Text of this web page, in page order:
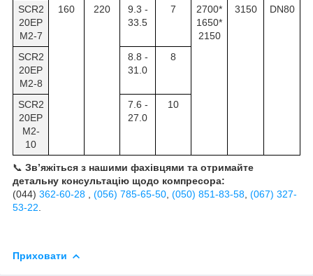
SCR2
20EP
M2-7
160 220
9.3 -
33.5
7
2700*
1650*
2150
3150 DN80
SCR2
20EP
M2-8
8.8 -
31.0
8
SCR2
20EP
M2-
10
7.6 -
27.0
10
📞 Зв’яжіться з нашими фахівцями та отримайте
детальну консультацію щодо компресора:
(044) 362-60-28 (056) 785-65-50 (050) 851-83-58 (067) 327-
53-22
Приховати